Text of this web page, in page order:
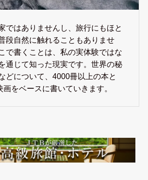
ではありませんし、旅行にもほと
段自然に触れることもありませ
で書くことは、私の実体験ではな
通じて知った現実です。世界の秘
どについて、4000冊以上の本と
をベースに書いていきます。